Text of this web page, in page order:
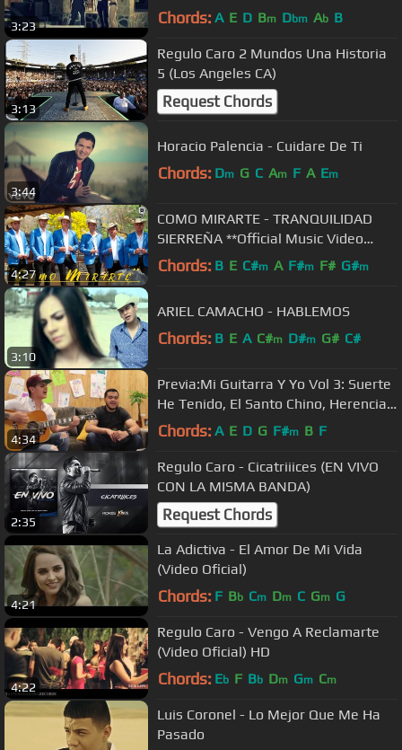
3:23 Chords: A E D Bm Dbm Ab B
3:13
Regulo Caro 2 Mundos Una Historia
5 (Los Angeles CA)
Request Chords
3:44
Horacio Palencia - Cuidare De Ti
Chords: Dm G C Am F A Em
4:27
COMO MIRARTE - TRANQUILIDAD
SIERREÑA **Official Music Video
#ciudad #sierreño
Chords: B E C#m A F#m F# G#m
3:10
ARIEL CAMACHO - HABLEMOS
Chords: B E A C#m D#m G# C#
4:34
Previa:Mi Guitarra Y Yo Vol 3: Suerte
He Tenido, El Santo Chino, Herencia
Mexicana, Porque Te Quiero
Chords: A E D G F#m B F
2:35
Regulo Caro - Cicatriiices (EN VIVO
CON LA MISMA BANDA)
Request Chords
4:21
La Adictiva - El Amor De Mi Vida
(Video Oficial)
Chords: F Bb Cm Dm C Gm G
4:22
Regulo Caro - Vengo A Reclamarte
(Video Oficial) HD
Chords: Eb F Bb Dm Gm Cm
Luis Coronel - Lo Mejor Que Me Ha
Pasado